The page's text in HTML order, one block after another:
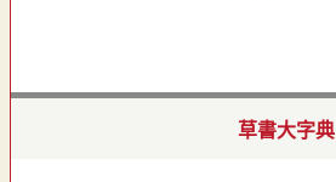
草書大字典